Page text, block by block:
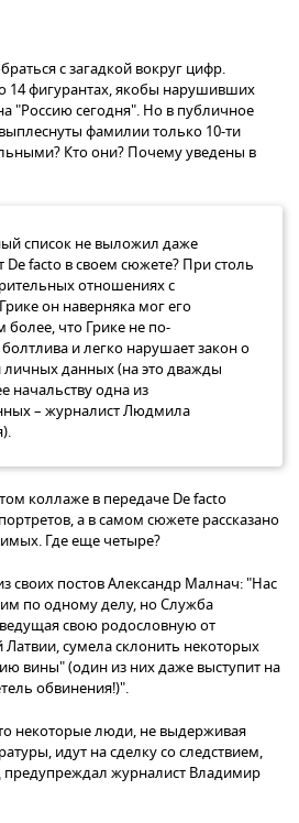
с загадкой вокруг цифр.
14 фигурантах, якобы нарушивших
"Россию сегодня". Но в публичное
фамилии только 10-ти
Кто они? Почему уведены в
список не выложил даже
De facto в своем сюжете? При столь
отношениях с
он наверняка мог его
более, что Грике не по-
и легко нарушает закон о
личных данных (на это дважды
начальству одна из
– журналист Людмила
коллаже в передаче De facto
а в самом сюжете рассказано
Где еще четыре?
своих постов Александр Малнач: "Нас
по одному делу, но Служба
свою родословную от
сумела склонить некоторых
вины" (один из них даже выступит на
обвинения!)".
некоторые люди, не выдерживая
идут на сделку со следствием,
предупреждал журналист Владимир